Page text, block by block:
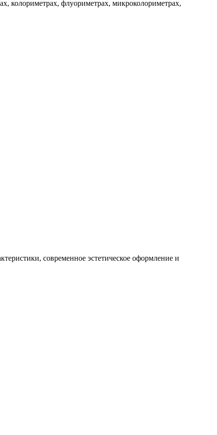
колориметрах, флуориметрах, микроколориметрах,
современное эстетическое оформление и